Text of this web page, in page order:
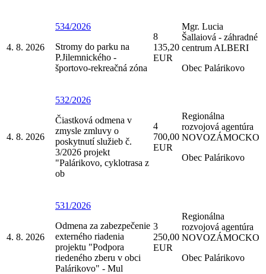
4. 8. 2026
534/2026
Stromy do parku na
P.Jilemnického -
športovo-rekreačná zóna
8
135,20
EUR
Mgr. Lucia
Šallaiová - záhradné
centrum ALBERI
Obec Palárikovo
4. 8. 2026
532/2026
Čiastková odmena v
zmysle zmluvy o
poskytnutí služieb č.
3/2026 projekt
"Palárikovo, cyklotrasa z
ob
4
700,00
EUR
Regionálna
rozvojová agentúra
NOVOZÁMOCKO
Obec Palárikovo
4. 8. 2026
531/2026
Odmena za zabezpečenie
externého riadenia
projektu "Podpora
riedeného zberu v obci
Palárikovo" - Mul
3
250,00
EUR
Regionálna
rozvojová agentúra
NOVOZÁMOCKO
Obec Palárikovo